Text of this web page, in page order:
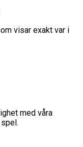
visar exakt var i
med våra